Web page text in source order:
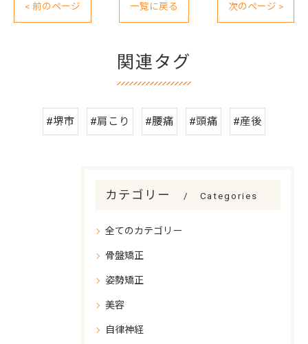
< 前のページ 一覧に戻る 次のページ >
関連タグ
#堺市 #肩こり #腰痛 #頭痛 #産後
カテゴリー Categories
全てのカテゴリー
骨盤矯正
姿勢矯正
美容
自律神経